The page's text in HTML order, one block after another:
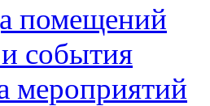
помещений
события